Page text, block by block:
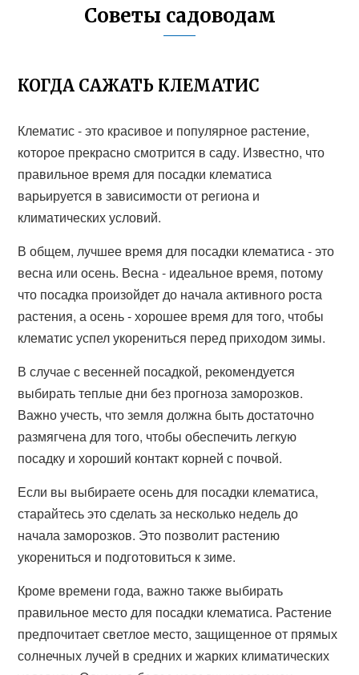
Советы садоводам
КОГДА САЖАТЬ КЛЕМАТИС
Клематис - это красивое и популярное растение,
которое прекрасно смотрится в саду. Известно, что
правильное время для посадки клематиса
варьируется в зависимости от региона и
климатических условий.
В общем, лучшее время для посадки клематиса - это
весна или осень. Весна - идеальное время, потому
что посадка произойдет до начала активного роста
растения, а осень - хорошее время для того, чтобы
клематис успел укорениться перед приходом зимы.
В случае с весенней посадкой, рекомендуется
выбирать теплые дни без прогноза заморозков.
Важно учесть, что земля должна быть достаточно
размягчена для того, чтобы обеспечить легкую
посадку и хороший контакт корней с почвой.
Если вы выбираете осень для посадки клематиса,
старайтесь это сделать за несколько недель до
начала заморозков. Это позволит растению
укорениться и подготовиться к зиме.
Кроме времени года, важно также выбирать
правильное место для посадки клематиса. Растение
предпочитает светлое место, защищенное от прямых
солнечных лучей в средних и жарких климатических